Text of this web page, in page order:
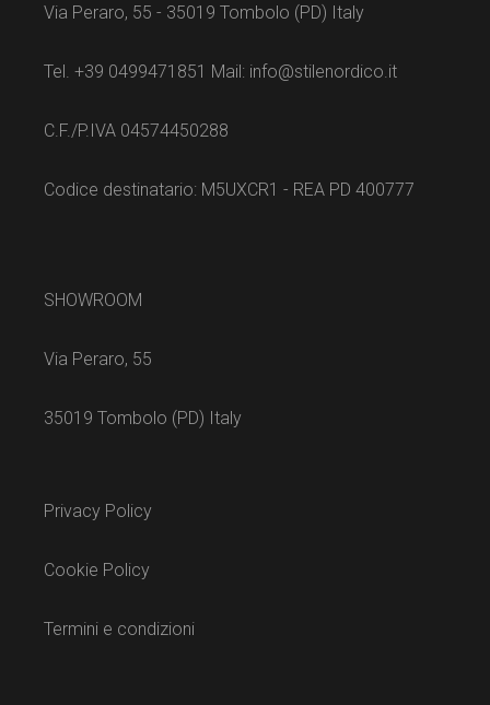
Via Peraro, 55 - 35019 Tombolo (PD) Italy
Tel. +39 0499471851 Mail: info@stilenordico.it
C.F./P.IVA 04574450288
Codice destinatario: M5UXCR1 - REA PD 400777
SHOWROOM
Via Peraro, 55
35019 Tombolo (PD) Italy
Privacy Policy
Cookie Policy
Termini e condizioni